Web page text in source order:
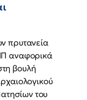
πρυτανεία
αναφορικά
βουλή
του